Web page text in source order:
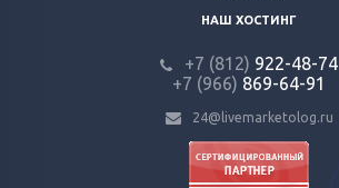
НАШ ХОСТИНГ
+7 (812) 922-48-74
+7 (966) 869-64-91
24@livemarketolog.ru